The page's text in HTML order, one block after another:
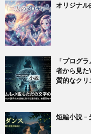
オリジナル
「プログ
者から見
質的なクリ
短編小説 –